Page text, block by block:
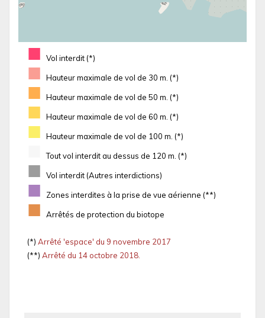
■ Vol interdit (*)
■ Hauteur maximale de vol de 30 m. (*)
■ Hauteur maximale de vol de 50 m. (*)
■ Hauteur maximale de vol de 60 m. (*)
■ Hauteur maximale de vol de 100 m. (*)
Tout vol interdit au dessus de 120 m. (*)
■ Vol interdit (Autres interdictions)
■ Zones interdites à la prise de vue aérienne (**)
■ Arrêtés de protection du biotope
(*) Arrêté 'espace' du 9 novembre 2017
(**) Arrêté du 14 octobre 2018.